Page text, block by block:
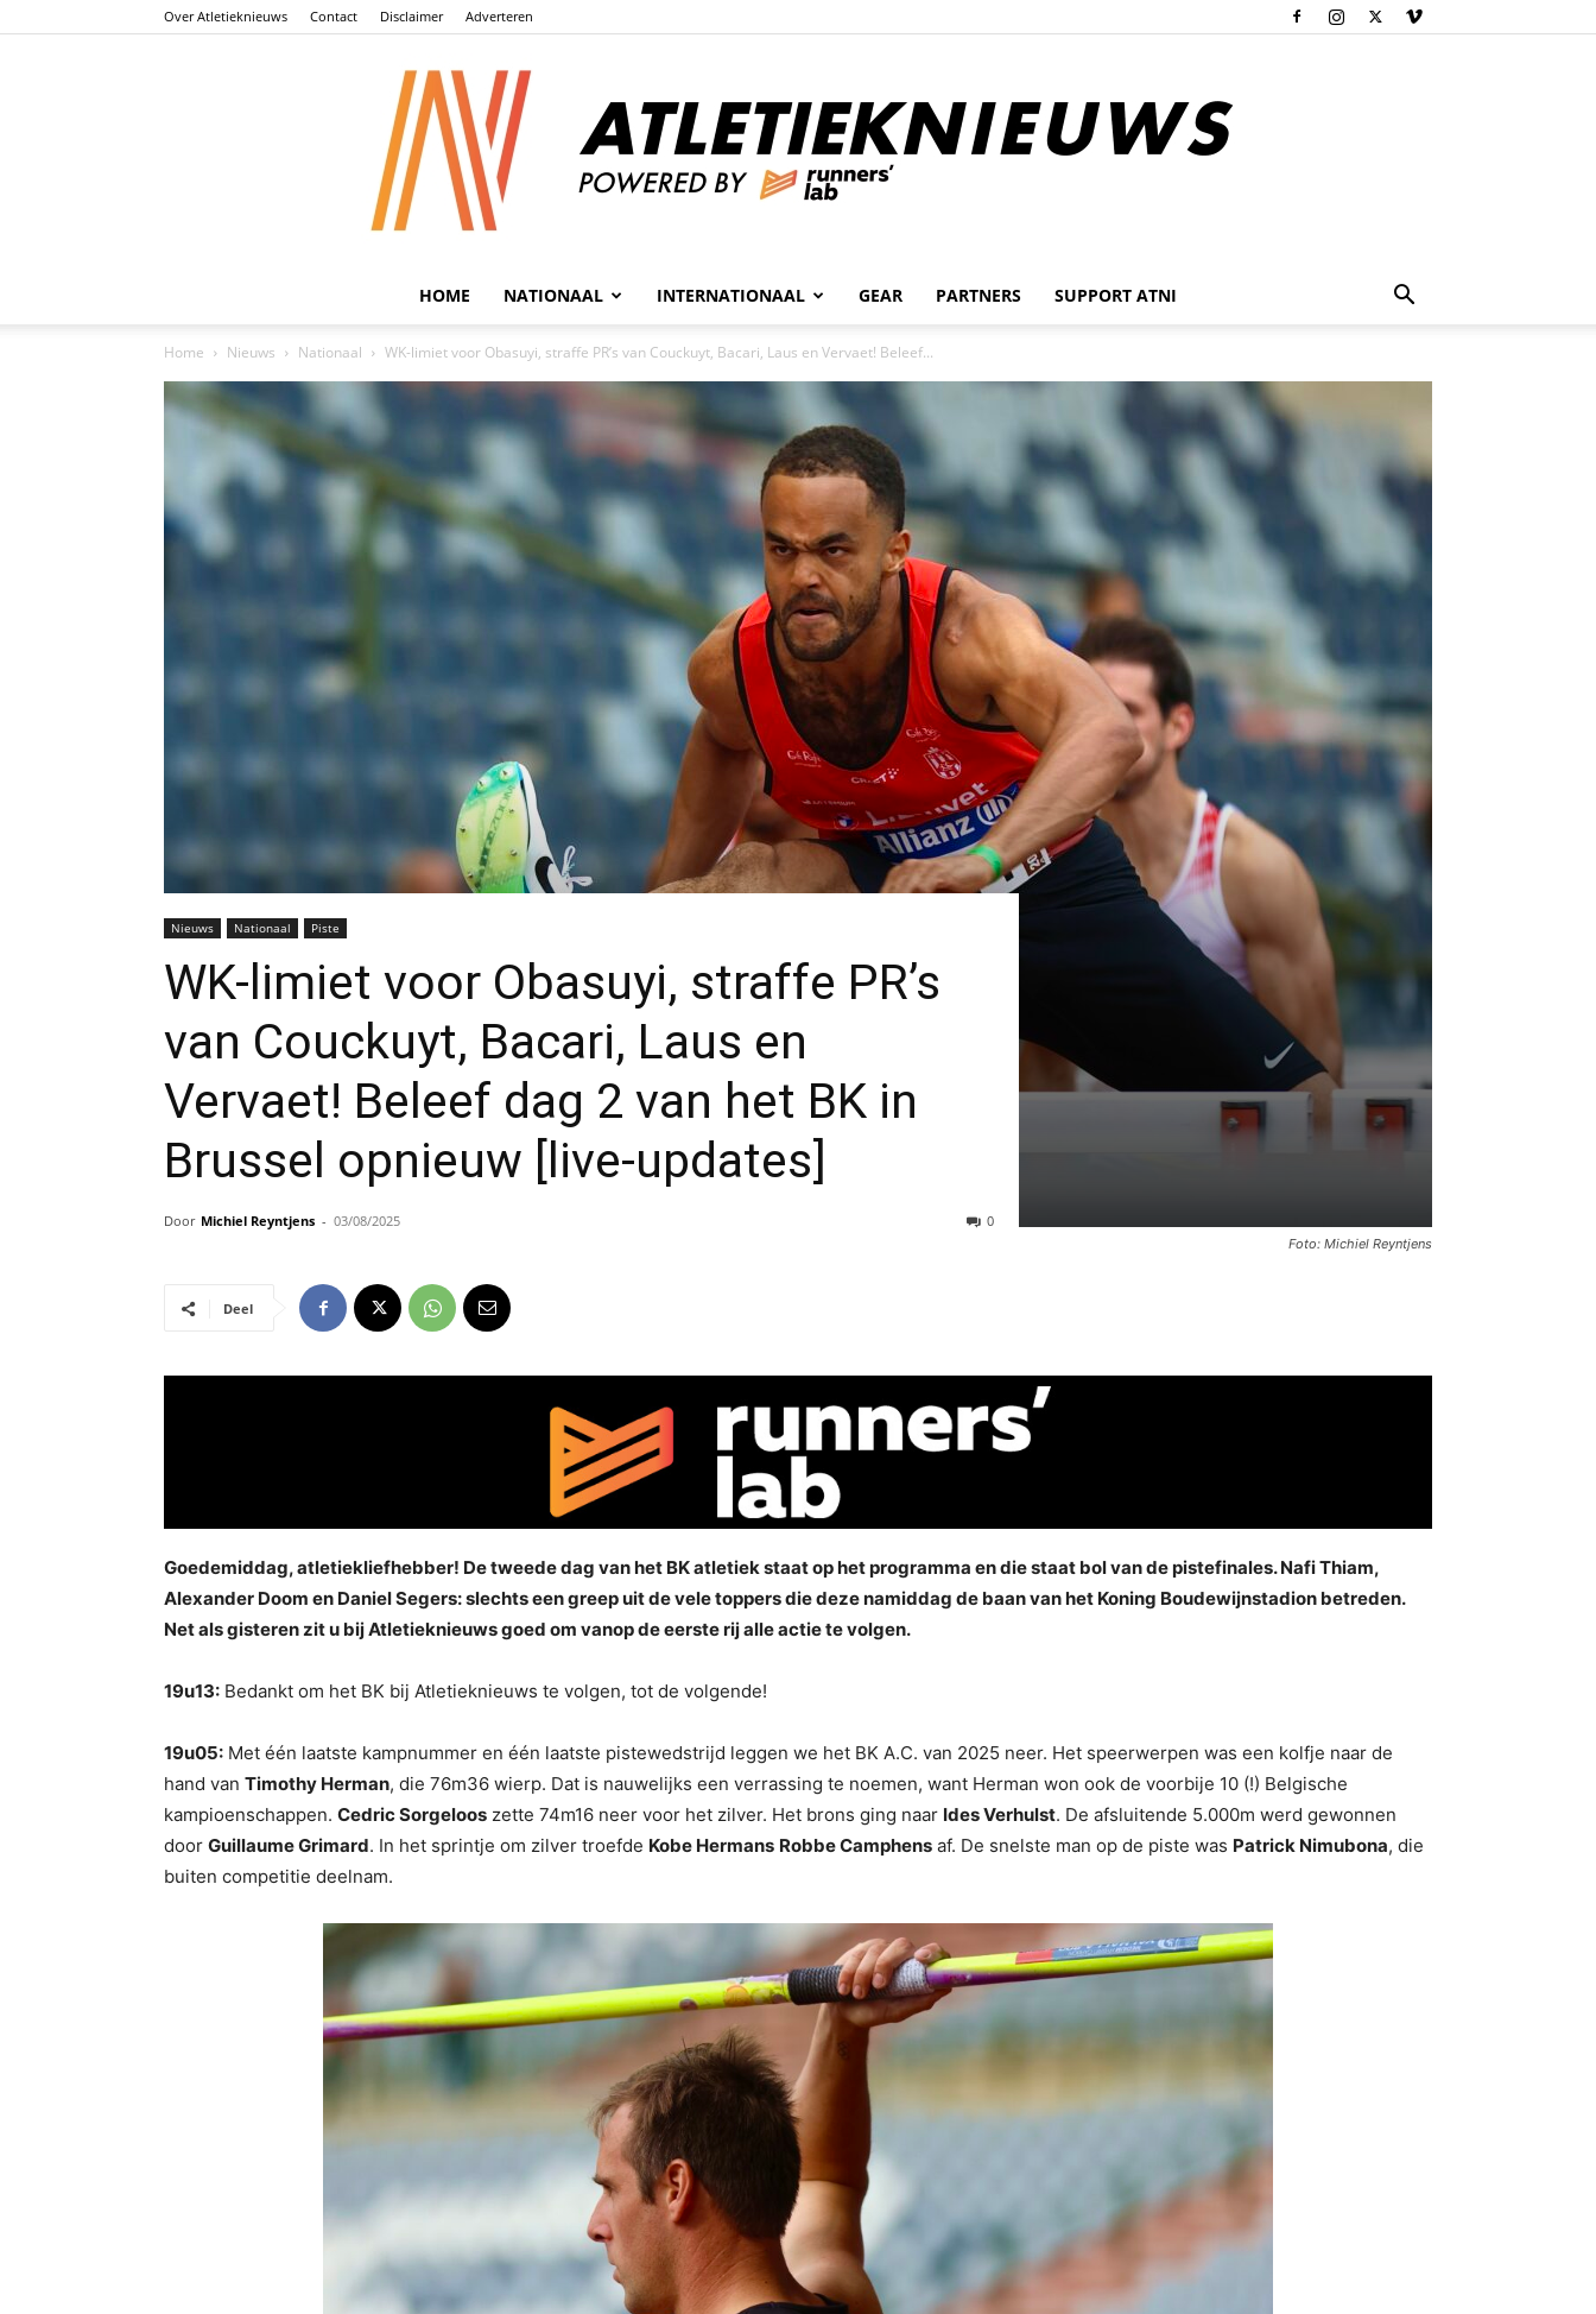
Over Atletieknieuws Contact Disclaimer Adverteren
Atletieknieuws
HOME NATIONAAL INTERNATIONAAL GEAR PARTNERS SUPPORT ATNI
Home Nieuws Nationaal WK-limiet voor Obasuyi, straffe PR’s van Couckuyt, Bacari, Laus en Vervaet! Beleef...
Foto: Michiel Reyntjens
Nieuws Nationaal Piste
WK-limiet voor Obasuyi, straffe PR’s
van Couckuyt, Bacari, Laus en
Vervaet! Beleef dag 2 van het BK in
Brussel opnieuw [live-updates]
Door Michiel Reyntjens - 03/08/2025 0
Deel
Goedemiddag, atletiekliefhebber! De tweede dag van het BK atletiek staat op het programma en die staat bol van de pistefinales. Nafi Thiam,
Alexander Doom en Daniel Segers: slechts een greep uit de vele toppers die deze namiddag de baan van het Koning Boudewijnstadion betreden.
Net als gisteren zit u bij Atletieknieuws goed om vanop de eerste rij alle actie te volgen.
19u13: Bedankt om het BK bij Atletieknieuws te volgen, tot de volgende!
19u05: Met één laatste kampnummer en één laatste pistewedstrijd leggen we het BK A.C. van 2025 neer. Het speerwerpen was een kolfje naar de
hand van Timothy Herman, die 76m36 wierp. Dat is nauwelijks een verrassing te noemen, want Herman won ook de voorbije 10 (!) Belgische
kampioenschappen. Cedric Sorgeloos zette 74m16 neer voor het zilver. Het brons ging naar Ides Verhulst. De afsluitende 5.000m werd gewonnen
door Guillaume Grimard. In het sprintje om zilver troefde Kobe Hermans Robbe Camphens af. De snelste man op de piste was Patrick Nimubona, die
buiten competitie deelnam.